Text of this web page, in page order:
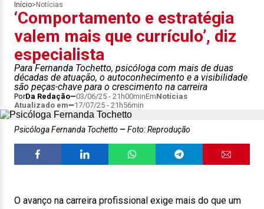
Início> Notícias
‘Comportamento e estratégia
valem mais que currículo’, diz
especialista
Para Fernanda Tochetto, psicóloga com mais de duas
décadas de atuação, o autoconhecimento e a visibilidade
são peças-chave para o crescimento na carreira
PorDa Redação 03/06/25 - 21h00minEmNotícias
Atualizado em
17/07/25 - 21h56min
Psicóloga Fernanda Tochetto Foto: Reprodução
O avanço na carreira profissional exige mais do que um